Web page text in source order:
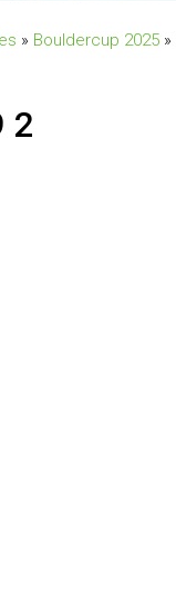
» Bouldercup 2025 »
2